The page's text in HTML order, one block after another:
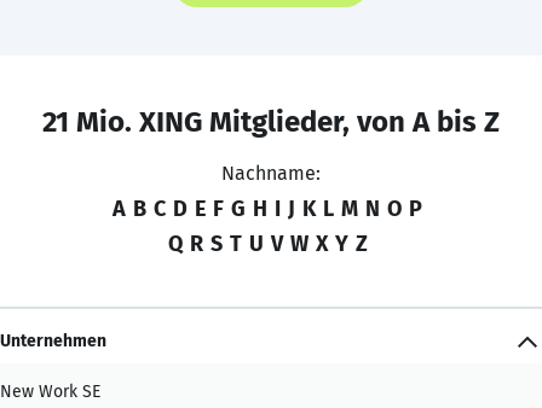
21 Mio. XING Mitglieder, von A bis Z
Nachname:
A B C D E F G H I J K L M N O P
Q R S T U V W X Y Z
Unternehmen
New Work SE